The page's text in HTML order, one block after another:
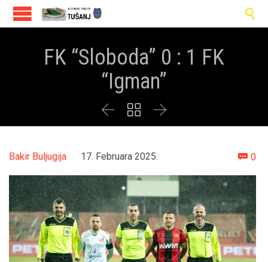

FK “Sloboda” 0 : 1 FK
“Igman”
  
Bakir Buljugija 17. Februara 2025.  0